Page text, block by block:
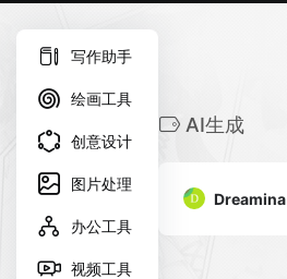
写作助手
绘画工具
创意设计
图片处理
办公工具
视频工具
AI生成
Dreamina